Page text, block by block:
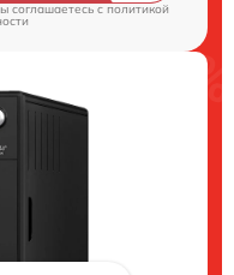
соглашаетесь cполитикой